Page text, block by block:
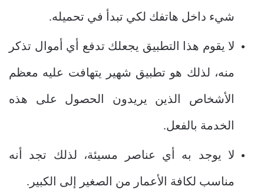
شيء داخل هاتفك لكي تبدأ في تحميله.
لا يقوم هذا التطبيق يجعلك تدفع أي أموال تذكر
منه، لذلك هو تطبيق شهير يتهافت عليه معظم
الأشخاص الذين يريدون الحصول على هذه
الخدمة بالفعل.
لا يوجد به أي عناصر مسيئة، لذلك تجد أنه
مناسب لكافة الأعمار من الصغير إلى الكبير.